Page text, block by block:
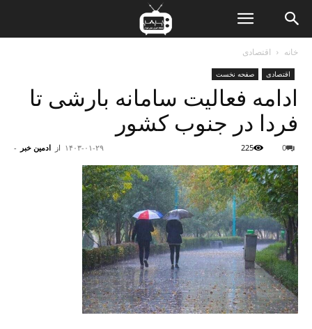
خانه اقتصادی
اقتصادی صفحه نخست
ادامه فعالیت سامانه بارشی تا
فردا در جنوب کشور
از ادمین خبر - ۱۴۰۳-۰۱-۲۹ 0
225